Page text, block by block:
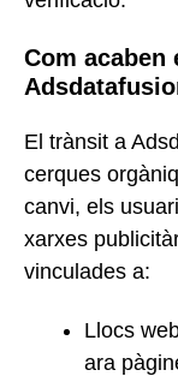
Com acaben
El trànsit a
cerques
canvi, els
xarxes
vinculades a:
Llocs
ara